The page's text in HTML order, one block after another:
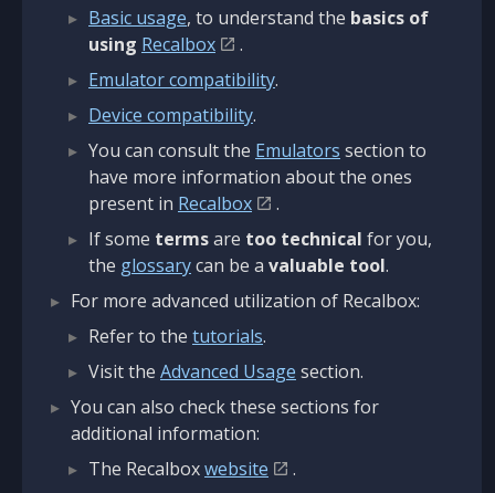
Basic usage, to understand the basics of
using Recalbox
.
Emulator compatibility.
Device compatibility.
You can consult the Emulators section to
have more information about the ones
present in Recalbox
.
If some termsare too technical for you,
the glossarycan be a valuable tool.
For more advanced utilization of Recalbox:
Refer to the tutorials.
Visit the Advanced Usage section.
You can also check these sections for
additional information:
The Recalboxwebsite
.